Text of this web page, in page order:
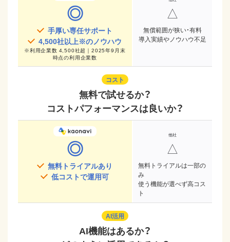
◎
手厚い専任サポート
4,500社以上※のノウハウ
※利用企業数 4,500社超｜2025年9月末
時点の利用企業数
△
無償範囲が狭い・有料
導入実績やノウハウ不足
コスト
無料で試せるか？
コストパフォーマンスは良いか？
◎
無料トライアルあり
低コストで運用可
△
無料トライアルは一部の
み
使う機能が選べず高コス
ト
AI活用
AI機能はあるか？